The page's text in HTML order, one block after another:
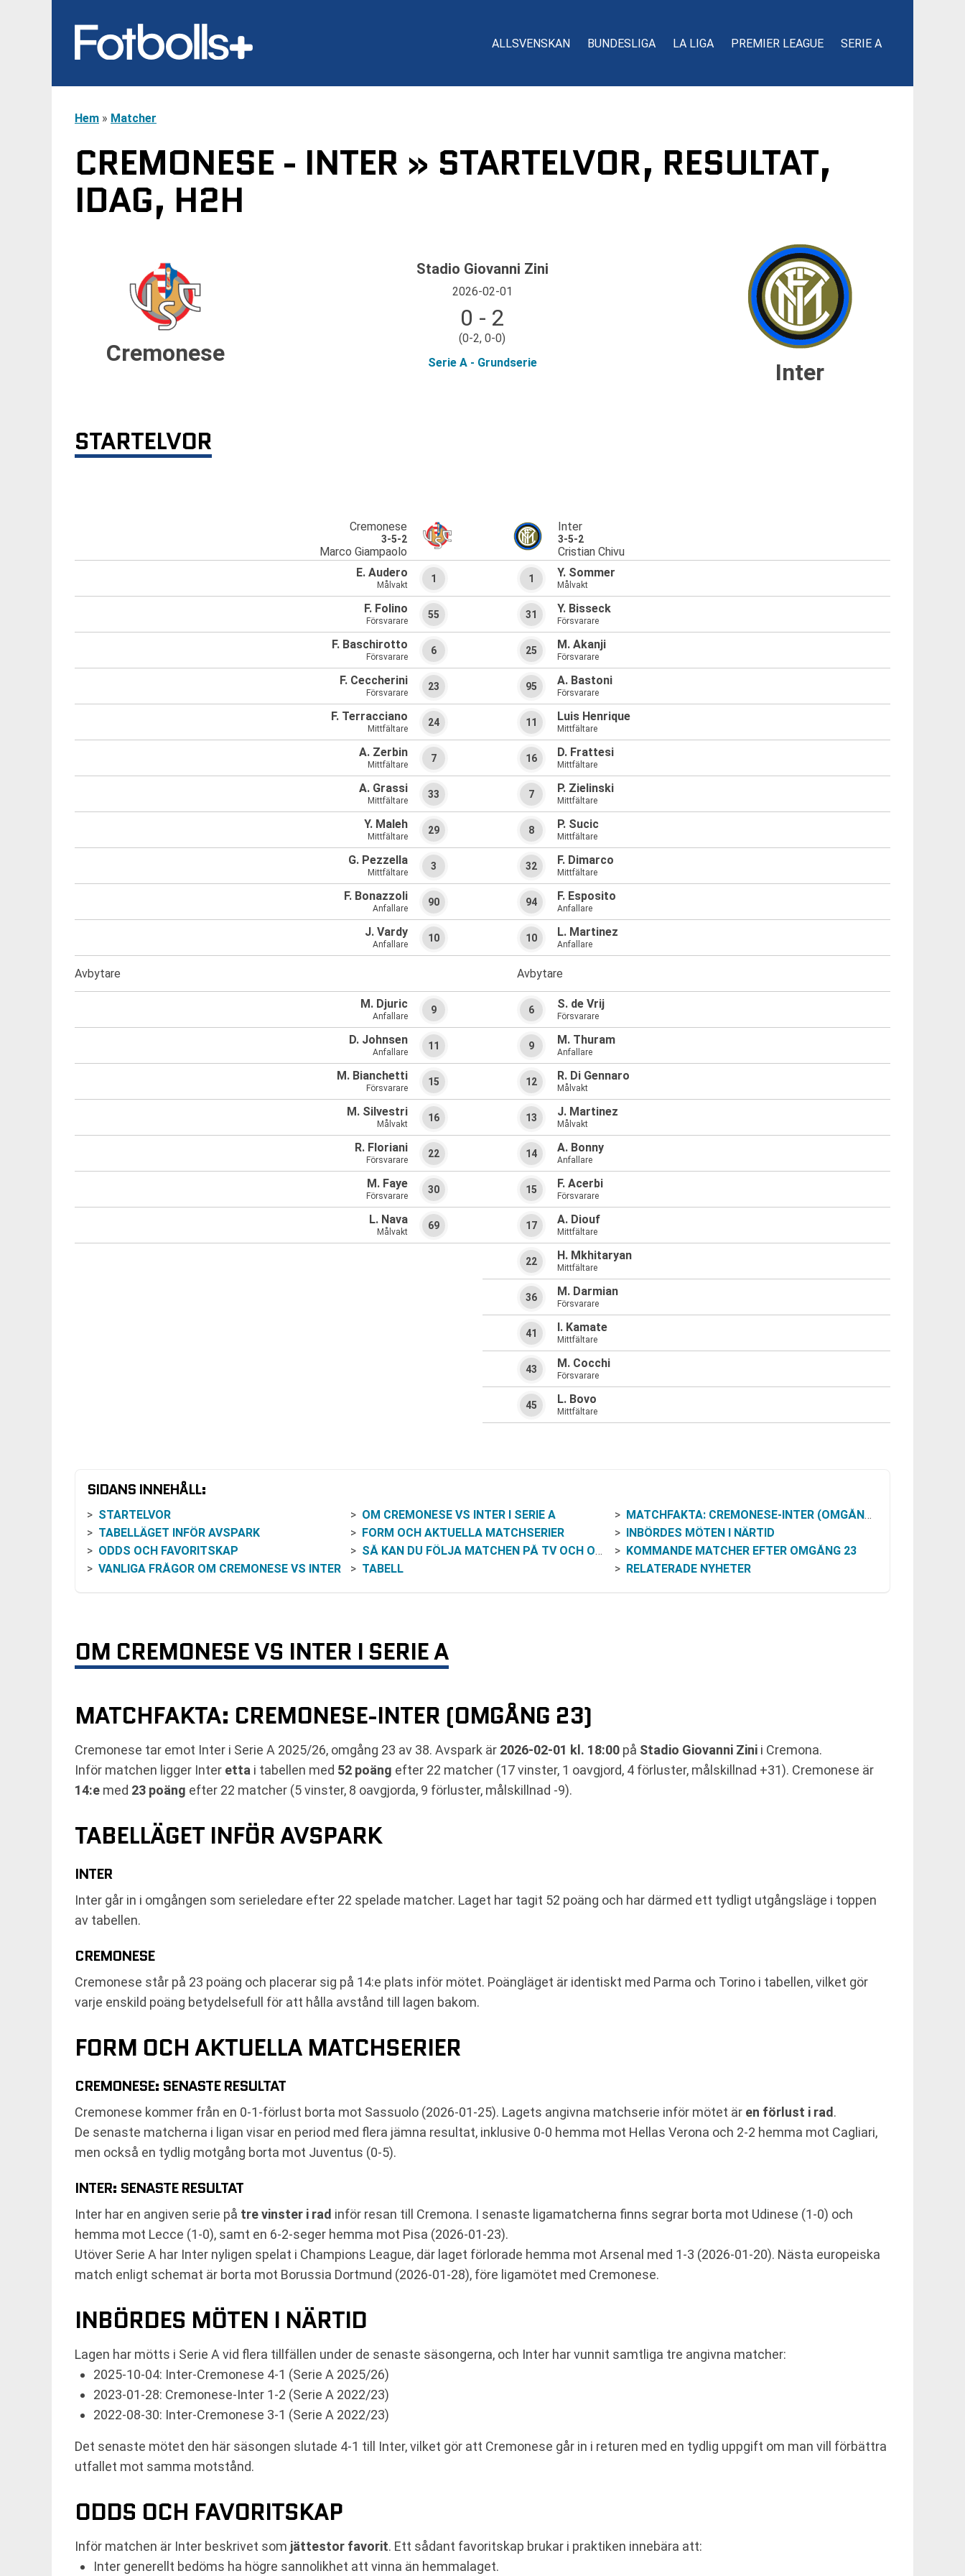
ALLSVENSKAN BUNDESLIGA LA LIGA PREMIER LEAGUE SERIE A
Hem » Matcher
CREMONESE - INTER » STARTELVOR, RESULTAT,
IDAG, H2H
Cremonese
Stadio Giovanni Zini
2026-02-01
0 - 2
(0-2, 0-0)
Serie A - Grundserie
Inter
STARTELVOR
Cremonese
3-5-2
Marco Giampaolo
Inter
3-5-2
Cristian Chivu
E. Audero
Målvakt
1
F. Folino
Försvarare
55
F. Baschirotto
Försvarare
6
F. Ceccherini
Försvarare
23
F. Terracciano
Mittfältare
24
A. Zerbin
Mittfältare
7
A. Grassi
Mittfältare
33
Y. Maleh
Mittfältare
29
G. Pezzella
Mittfältare
3
F. Bonazzoli
Anfallare
90
J. Vardy
Anfallare
10
Avbytare
M. Djuric
Anfallare
9
D. Johnsen
Anfallare
11
M. Bianchetti
Försvarare
15
M. Silvestri
Målvakt
16
R. Floriani
Försvarare
22
M. Faye
Försvarare
30
L. Nava
Målvakt
69
1 Y. Sommer
Målvakt
31 Y. Bisseck
Försvarare
25 M. Akanji
Försvarare
95 A. Bastoni
Försvarare
11 Luis Henrique
Mittfältare
16 D. Frattesi
Mittfältare
7 P. Zielinski
Mittfältare
8 P. Sucic
Mittfältare
32 F. Dimarco
Mittfältare
94 F. Esposito
Anfallare
10 L. Martinez
Anfallare
Avbytare
6 S. de Vrij
Försvarare
9 M. Thuram
Anfallare
12 R. Di Gennaro
Målvakt
13 J. Martinez
Målvakt
14 A. Bonny
Anfallare
15 F. Acerbi
Försvarare
17 A. Diouf
Mittfältare
22 H. Mkhitaryan
Mittfältare
36 M. Darmian
Försvarare
41 I. Kamate
Mittfältare
43 M. Cocchi
Försvarare
45 L. Bovo
Mittfältare
SIDANS INNEHÅLL:
STARTELVOR OM CREMONESE VS INTER I SERIE A
MATCHFAKTA: CREMONESE-INTER (OMGÅNG 23)
TABELLÄGET INFÖR AVSPARK
FORM OCH AKTUELLA MATCHSERIER
INBÖRDES MÖTEN I NÄRTID
ODDS OCH FAVORITSKAP
SÅ KAN DU FÖLJA MATCHEN PÅ TV OCH ONLINE
KOMMANDE MATCHER EFTER OMGÅNG 23
VANLIGA FRÅGOR OM CREMONESE VS INTER
TABELL RELATERADE NYHETER
OM CREMONESE VS INTER I SERIE A
MATCHFAKTA: CREMONESE-INTER (OMGÅNG 23)
Cremonese tar emot Inter i Serie A 2025/26, omgång 23 av 38. Avspark är 2026-02-01 kl. 18:00 på Stadio Giovanni Zini i Cremona.
Inför matchen ligger Inter etta i tabellen med 52 poäng efter 22 matcher (17 vinster, 1 oavgjord, 4 förluster, målskillnad +31). Cremonese är
14:e med 23 poäng efter 22 matcher (5 vinster, 8 oavgjorda, 9 förluster, målskillnad -9).
TABELLÄGET INFÖR AVSPARK
INTER
Inter går in i omgången som serieledare efter 22 spelade matcher. Laget har tagit 52 poäng och har därmed ett tydligt utgångsläge i toppen
av tabellen.
CREMONESE
Cremonese står på 23 poäng och placerar sig på 14:e plats inför mötet. Poängläget är identiskt med Parma och Torino i tabellen, vilket gör
varje enskild poäng betydelsefull för att hålla avstånd till lagen bakom.
FORM OCH AKTUELLA MATCHSERIER
CREMONESE: SENASTE RESULTAT
Cremonese kommer från en 0-1-förlust borta mot Sassuolo (2026-01-25). Lagets angivna matchserie inför mötet är en förlust i rad.
De senaste matcherna i ligan visar en period med flera jämna resultat, inklusive 0-0 hemma mot Hellas Verona och 2-2 hemma mot Cagliari,
men också en tydlig motgång borta mot Juventus (0-5).
INTER: SENASTE RESULTAT
Inter har en angiven serie på tre vinster i rad inför resan till Cremona. I senaste ligamatcherna finns segrar borta mot Udinese (1-0) och
hemma mot Lecce (1-0), samt en 6-2-seger hemma mot Pisa (2026-01-23).
Utöver Serie A har Inter nyligen spelat i Champions League, där laget förlorade hemma mot Arsenal med 1-3 (2026-01-20). Nästa europeiska
match enligt schemat är borta mot Borussia Dortmund (2026-01-28), före ligamötet med Cremonese.
INBÖRDES MÖTEN I NÄRTID
Lagen har mötts i Serie A vid flera tillfällen under de senaste säsongerna, och Inter har vunnit samtliga tre angivna matcher:
2025-10-04: Inter-Cremonese 4-1 (Serie A 2025/26)
2023-01-28: Cremonese-Inter 1-2 (Serie A 2022/23)
2022-08-30: Inter-Cremonese 3-1 (Serie A 2022/23)
Det senaste mötet den här säsongen slutade 4-1 till Inter, vilket gör att Cremonese går in i returen med en tydlig uppgift om man vill förbättra
utfallet mot samma motstånd.
ODDS OCH FAVORITSKAP
Inför matchen är Inter beskrivet som jättestor favorit. Ett sådant favoritskap brukar i praktiken innebära att:
Inter generellt bedöms ha högre sannolikhet att vinna än hemmalaget.